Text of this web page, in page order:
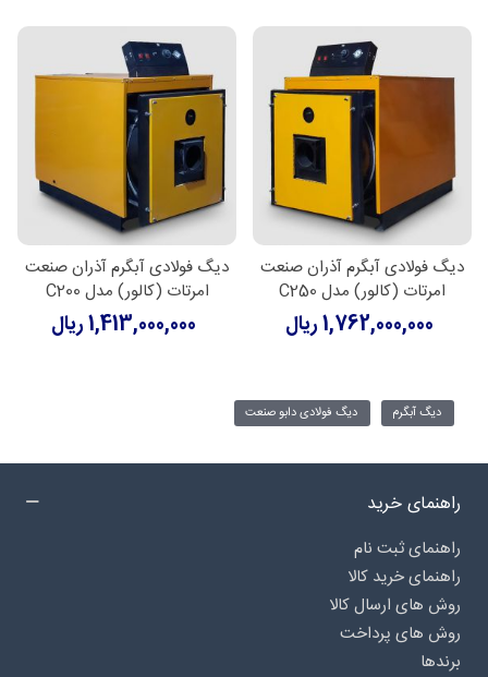
دیگ فولادی آبگرم آذران صنعت
امرتات (کالور) مدل C250
1,762,000,000 ریال
دیگ فولادی آبگرم آذران صنعت
امرتات (کالور) مدل C200
1,413,000,000 ریال
دیگ آبگرم دیگ فولادی دابو صنعت
راهنمای خرید
راهنمای ثبت نام
راهنمای خرید کالا
روش های ارسال کالا
روش های پرداخت
برندها